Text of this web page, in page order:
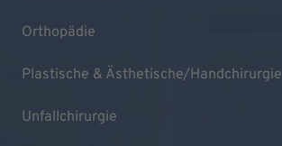
Orthopädie
Plastische & Ästhetische/Handchirurgie
Unfallchirurgie